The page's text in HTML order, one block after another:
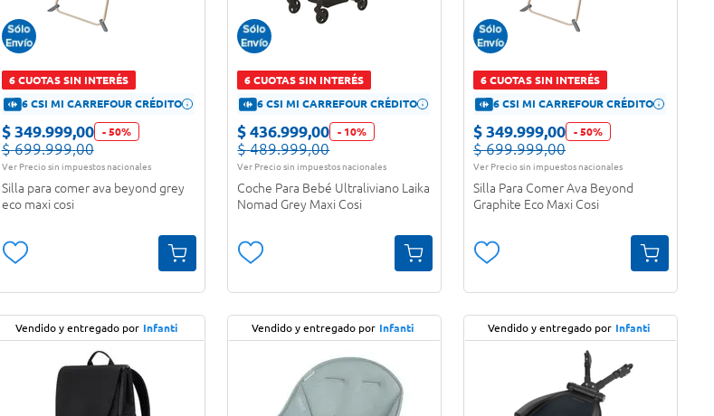
6 CUOTAS SIN INTERÉS
6 CSI MI CARREFOUR CRÉDITO
$ 349.999,00 - 50%
$ 699.999,00
Ver Precio sin impuestos nacionales
Silla para comer ava beyond grey
eco maxi cosi
6 CUOTAS SIN INTERÉS
6 CSI MI CARREFOUR CRÉDITO
$ 436.999,00 - 10%
$ 489.999,00
Ver Precio sin impuestos nacionales
Coche Para Bebé Ultraliviano Laika
Nomad Grey Maxi Cosi
6 CUOTAS SIN INTERÉS
6 CSI MI CARREFOUR CRÉDITO
$349.999,00 -50%
$ 699.999,00
Ver Precio sin impuestos nacionales
Silla Para Comer Ava Beyond
Graphite Eco Maxi Cosi
Vendido y entregado por Infanti Vendido y entregado por Infanti Vendido y entregado por Infanti